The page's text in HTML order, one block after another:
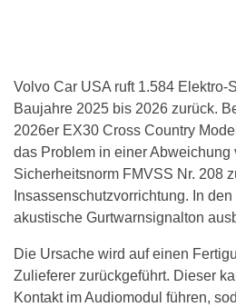
Volvo Car USA ruft 1.584 Elektro-
Baujahre 2025 bis 2026 zurück.
2026er EX30 Cross Country
das Problem in einer Abweichung
Sicherheitsnorm FMVSS Nr. 208
Insassenschutzvorrichtung. In
akustische Gurtwarnsignalton
Die Ursache wird auf einen
Zulieferer zurückgeführt. Dieser
Kontakt im Audiomodul führen,